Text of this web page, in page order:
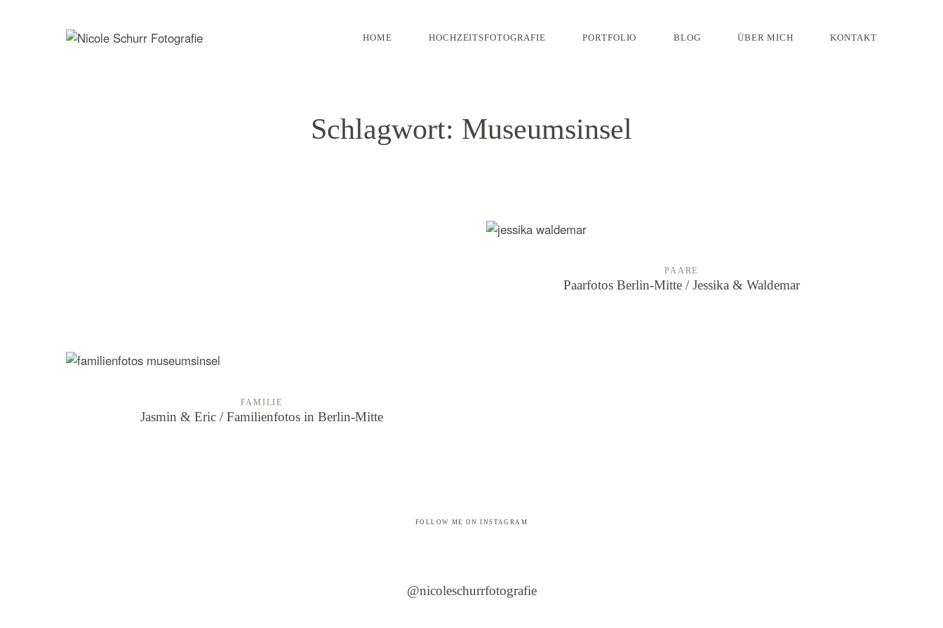
HOME HOCHZEITSFOTOGRAFIE PORTFOLIO BLOG ÜBER MICH KONTAKT
Schlagwort: Museumsinsel
PAARE
Paarfotos Berlin-Mitte / Jessika & Waldemar
FAMILIE
Jasmin & Eric / Familienfotos in Berlin-Mitte
FOLLOW ME ON INSTAGRAM
@nicoleschurrfotografie